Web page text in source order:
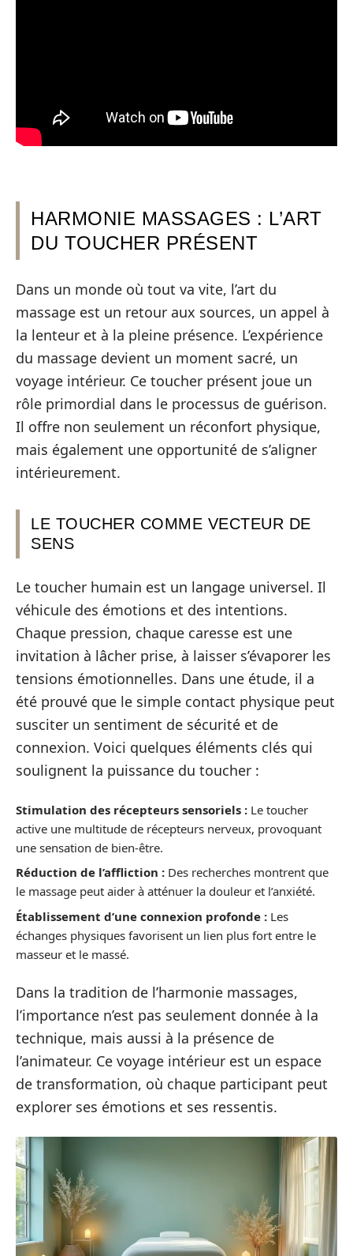
HARMONIE MASSAGES : L’ART
DU TOUCHER PRÉSENT
Dans un monde où tout va vite, l’art du
massage est un retour aux sources, un appel à
la lenteur et à la pleine présence. L’expérience
du massage devient un moment sacré, un
voyage intérieur. Ce toucher présent joue un
rôle primordial dans le processus de guérison.
Il offre non seulement un réconfort physique,
mais également une opportunité de s’aligner
intérieurement.
LE TOUCHER COMME VECTEUR DE
SENS
Le toucher humain est un langage universel. Il
véhicule des émotions et des intentions.
Chaque pression, chaque caresse est une
invitation à lâcher prise, à laisser s’évaporer les
tensions émotionnelles. Dans une étude, il a
été prouvé que le simple contact physique peut
susciter un sentiment de sécurité et de
connexion. Voici quelques éléments clés qui
soulignent la puissance du toucher :
Stimulation des récepteurs sensoriels : Le toucher
active une multitude de récepteurs nerveux, provoquant
une sensation de bien-être.
Réduction de l’affliction : Des recherches montrent que
le massage peut aider à atténuer la douleur et l’anxiété.
Établissement d’une connexion profonde : Les
échanges physiques favorisent un lien plus fort entre le
masseur et le massé.
Dans la tradition de l’harmonie massages,
l’importance n’est pas seulement donnée à la
technique, mais aussi à la présence de
l’animateur. Ce voyage intérieur est un espace
de transformation, où chaque participant peut
explorer ses émotions et ses ressentis.